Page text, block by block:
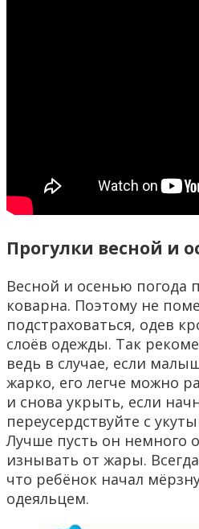
Прогулки весной и
Весной и осенью погода
коварна. Поэтому не
подстраховаться, одев
слоёв одежды. Так
ведь в случае, если
жарко, его легче можно
и снова укрыть, если
переусердствуйте с
Лучше пусть он немного
изнывать от жары.
что ребёнок начал
одеяльцем.